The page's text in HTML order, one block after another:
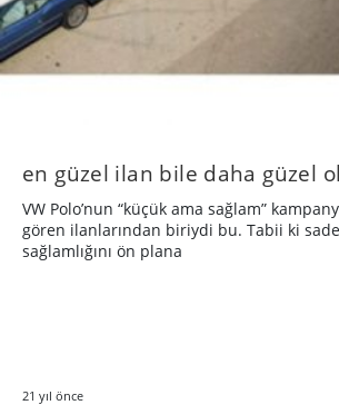
en güzel ilan bile daha güzel
VW Polo’nun “küçük ama sağlam”
gören ilanlarından biriydi bu. Tabii ki
sağlamlığını ön plana
21 yıl önce